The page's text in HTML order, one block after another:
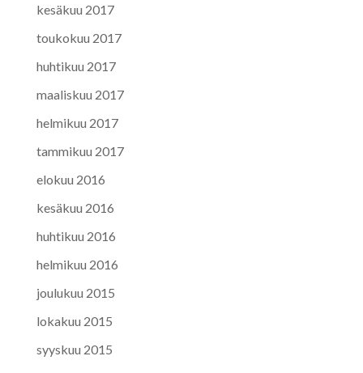
kesäkuu 2017
toukokuu 2017
huhtikuu 2017
maaliskuu 2017
helmikuu 2017
tammikuu 2017
elokuu 2016
kesäkuu 2016
huhtikuu 2016
helmikuu 2016
joulukuu 2015
lokakuu 2015
syyskuu 2015